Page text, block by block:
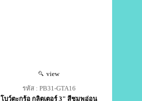
view
รหัส : PB31-GTA16
โบว์ตะกร้อ กลิตเตอร์ 3" สีชมพูอ่อน